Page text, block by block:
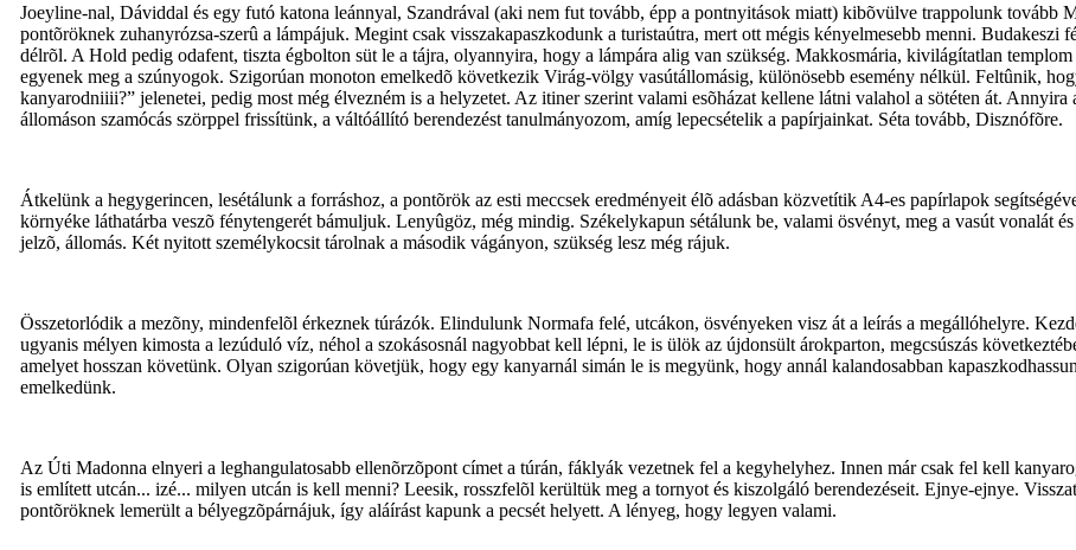
Joeyline-nal, Dáviddal és egy futó katona leánnyal, Szandrával (aki nem fut tovább, épp a pontnyitások miatt) kibõvülve trappolunk tovább
pontõröknek zuhanyrózsa-szerû a lámpájuk. Megint csak visszakapaszkodunk a turistaútra, mert ott mégis kényelmesebb menni.
délrõl. A Hold pedig odafent, tiszta égbolton süt le a tájra, olyannyira, hogy a lámpára alig van szükség. Makkosmária, kivilágítatlan
egyenek meg a szúnyogok. Szigorúan monoton emelkedõ következik Virág-völgy vasútállomásig, különösebb esemény nélkül. Feltûnik,
kanyarodniiii?” jelenetei, pedig most még élvezném is a helyzetet. Az itiner szerint valami esõházat kellene látni valahol a sötéten át.
állomáson szamócás szörppel frissítünk, a váltóállító berendezést tanulmányozom, amíg lepecsételik a papírjainkat. Séta tovább, Disznófõre.
Átkelünk a hegygerincen, lesétálunk a forráshoz, a pontõrök az esti meccsek eredményeit élõ adásban közvetítik A4-es papírlapok
környéke láthatárba veszõ fénytengerét bámuljuk. Lenyûgöz, még mindig. Székelykapun sétálunk be, valami ösvényt, meg a vasút vonalát
jelzõ, állomás. Két nyitott személykocsit tárolnak a második vágányon, szükség lesz még rájuk.
Összetorlódik a mezõny, mindenfelõl érkeznek túrázók. Elindulunk Normafa felé, utcákon, ösvényeken visz át a leírás a megállóhelyre.
ugyanis mélyen kimosta a lezúduló víz, néhol a szokásosnál nagyobbat kell lépni, le is ülök az újdonsült árokparton, megcsúszás
amelyet hosszan követünk. Olyan szigorúan követjük, hogy egy kanyarnál simán le is megyünk, hogy annál kalandosabban
emelkedünk.
Az Úti Madonna elnyeri a leghangulatosabb ellenõrzõpont címet a túrán, fáklyák vezetnek fel a kegyhelyhez. Innen már csak fel kell
is említett utcán... izé... milyen utcán is kell menni? Leesik, rosszfelõl kerültük meg a tornyot és kiszolgáló berendezéseit. Ejnye-ejnye.
pontõröknek lemerült a bélyegzõpárnájuk, így aláírást kapunk a pecsét helyett. A lényeg, hogy legyen valami.